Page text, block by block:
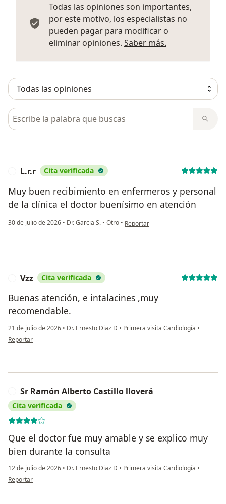
Todas las opiniones son importantes,
por este motivo, los especialistas no
pueden pagar para modificar o
eliminar opiniones. Saber más.
Busca en opiniones
L.r.r Cita verificada
Muy buen recibimiento en enfermeros y personal
de la clínica el doctor buenísimo en atención
30 de julio de 2026 • Dr. Garcia S. • Otro • en opinión del usuario L.r.r
Reportar
Vzz Cita verificada
Buenas atención, e intalacines ,muy
recomendable.
21 de julio de 2026 • Dr. Ernesto Diaz D • Primera visita Cardiología •
en opinión del usuario Vzz
Reportar
Sr Ramón Alberto Castillo lloverá
Cita verificada
Que el doctor fue muy amable y se explico muy
bien durante la consulta
12 de julio de 2026 • Dr. Ernesto Diaz D • Primera visita Cardiología •
en opinión del usuario Sr Ramón Alberto Castillo lloverá
Reportar